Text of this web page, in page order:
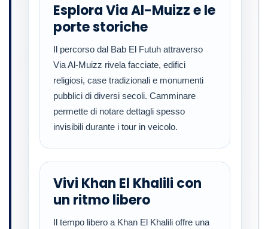
Esplora Via Al-Muizz e le
porte storiche
Il percorso dal Bab El Futuh attraverso
Via Al-Muizz rivela facciate, edifici
religiosi, case tradizionali e monumenti
pubblici di diversi secoli. Camminare
permette di notare dettagli spesso
invisibili durante i tour in veicolo.
Vivi Khan El Khalili con
un ritmo libero
Il tempo libero a Khan El Khalili offre una